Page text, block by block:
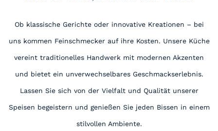
Ob klassische Gerichte oder innovative Kreationen – bei
uns kommen Feinschmecker auf ihre Kosten. Unsere Küche
vereint traditionelles Handwerk mit modernen Akzenten
und bietet ein unverwechselbares Geschmackserlebnis.
Lassen Sie sich von der Vielfalt und Qualität unserer
Speisen begeistern und genießen Sie jeden Bissen in einem
stilvollen Ambiente.